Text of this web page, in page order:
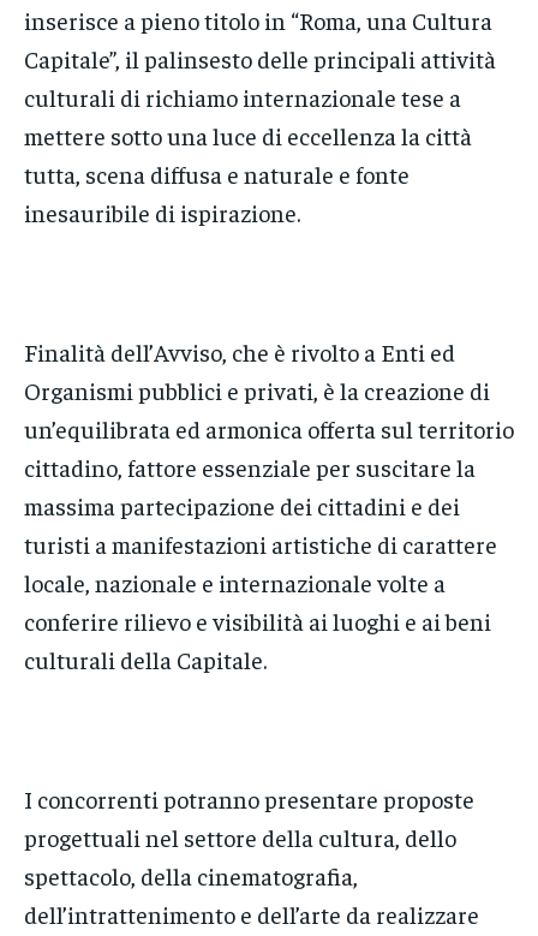
inserisce a pieno titolo in “Roma, una Cultura
Capitale”, il palinsesto delle principali attività
culturali di richiamo internazionale tese a
mettere sotto una luce di eccellenza la città
tutta, scena diffusa e naturale e fonte
inesauribile di ispirazione.
Finalità dell’Avviso, che è rivolto a Enti ed
Organismi pubblici e privati, è la creazione di
un’equilibrata ed armonica offerta sul territorio
cittadino, fattore essenziale per suscitare la
massima partecipazione dei cittadini e dei
turisti a manifestazioni artistiche di carattere
locale, nazionale e internazionale volte a
conferire rilievo e visibilità ai luoghi e ai beni
culturali della Capitale.
I concorrenti potranno presentare proposte
progettuali nel settore della cultura, dello
spettacolo, della cinematografia,
dell’intrattenimento e dell’arte da realizzare